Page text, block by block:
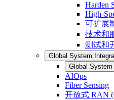
Harden
High-
可扩展
技术和
测试和
Global System
Global System
AIOps
Fiber Sensing
开放式 RAN